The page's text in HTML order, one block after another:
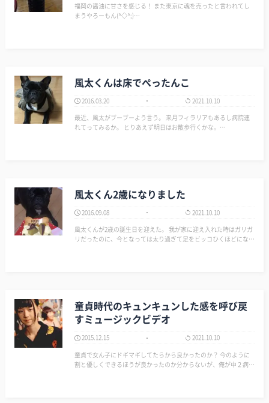
福岡の醤油に甘さを感じる！ また東京に魂を売ったと言われてし
まうやろーもん(^◇^;)…
風太くんは床でぺったんこ
2016.03.20
2021.10.10
最近、風太がブーブーよう言う。 来月フィラリアもあるし病院連
れてってみるか。 とりあえず明日はお散歩行くかな。…
風太くん2歳になりました
2016.09.08
2021.10.10
風太くんが2歳の誕生日を迎えた。 我が家に迎え入れた時はガリガ
リだったのに、今となっては太り過ぎて足をビッコひくほどになっ
童貞時代のキュンキュンした感を呼び戻
すミュージックビデオ
2015.12.15
2021.10.10
童貞で女ん子にドギマギしてたらから良かったのか？ 今のように
割と優しくできるほうが良かったのか分からないが、俺が中２病の